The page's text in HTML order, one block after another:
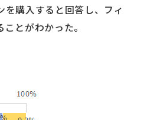
購入すると回答し、フィ
とがわかった。